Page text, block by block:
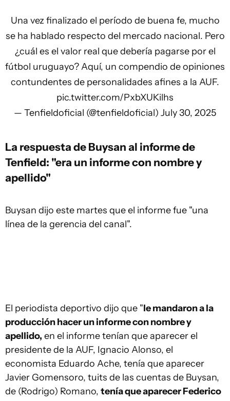
Una vez finalizado el período de buena fe, mucho
se ha hablado respecto del mercado nacional. Pero
¿cuál es el valor real que debería pagarse por el
fútbol uruguayo? Aquí, un compendio de opiniones
contundentes de personalidades afines a la AUF.
pic.twitter.com/PxbXUKilhs
— Tenfieldoficial (@tenfieldoficial) July 30, 2025
La respuesta de Buysan al informe de
Tenfield: "era un informe con nombre y
apellido"
Buysan dijo este martes que el informe fue "una
línea de la gerencia del canal".
El periodista deportivo dijo que "le mandaron a la
producción hacer un informe con nombre y
apellido, en el informe tenían que aparecer el
presidente de la AUF, Ignacio Alonso, el
economista Eduardo Ache, tenía que aparecer
Javier Gomensoro, tuits de las cuentas de Buysan,
de (Rodrigo) Romano, tenía que aparecer Federico